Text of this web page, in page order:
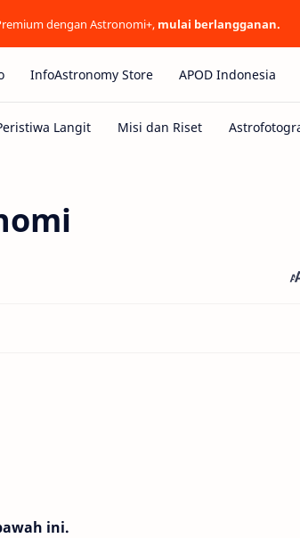
dengan Astronomi+, mulai berlangganan.
InfoAstronomy Store APOD Indonesia
ini.